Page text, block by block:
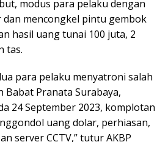
modus para pelaku dengan
dan mencongkel pintu gembok
hasil uang tunai 100 juta, 2
tas.
para pelaku menyatroni salah
Babat Pranata Surabaya,
24 September 2023, komplotan
uang dolar, perhiasan,
server CCTV,” tutur AKBP